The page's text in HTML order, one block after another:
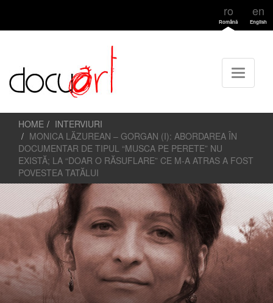
ro
Română
en
English
HOME
INTERVIURI
MONICA LĂZUREAN – GORGAN (I): ABORDAREA ÎN
DOCUMENTAR DE TIPUL “MUSCA PE PERETE” NU
EXISTĂ; LA “DOAR O RĂSUFLARE” CE M-A ATRAS A FOST
POVESTEA TATĂLUI